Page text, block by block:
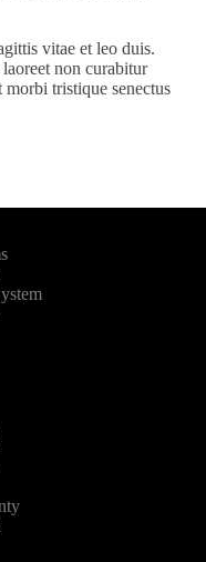
vitae et leo duis.
non curabitur
morbi tristique senectus